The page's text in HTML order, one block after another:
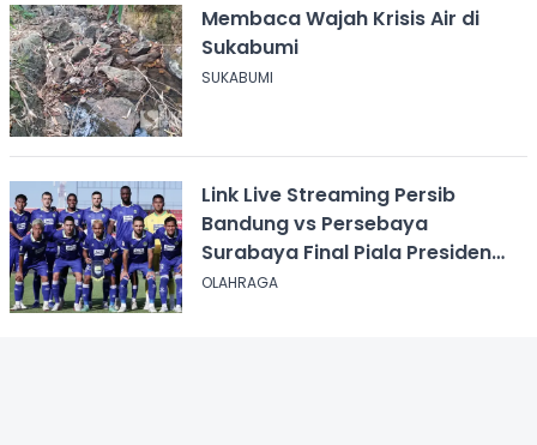
Membaca Wajah Krisis Air di
Sukabumi
SUKABUMI
Link Live Streaming Persib
Bandung vs Persebaya
Surabaya Final Piala Presiden
2026, Kick-off Pukul 20.00 WIB
OLAHRAGA